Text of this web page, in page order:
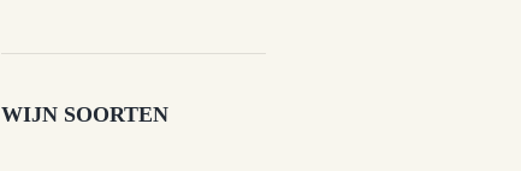
WIJN SOORTEN